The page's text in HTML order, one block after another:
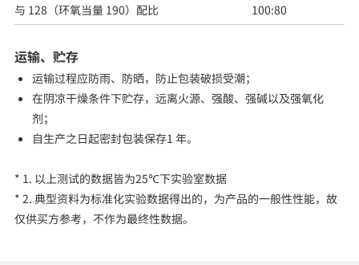
与 128（环氧当量 190）配比
100:80
运输、贮存
运输过程应防雨、防晒，防止包装破损受潮；
在阴凉干燥条件下贮存，远离火源、强酸、强碱以及强氧化
剂；
自生产之日起密封包装保存1 年。
* 1. 以上测试的数据皆为25℃下实验室数据
* 2. 典型资料为标准化实验数据得出的，为产品的一般性性能，故
仅供买方参考，不作为最终性数据。